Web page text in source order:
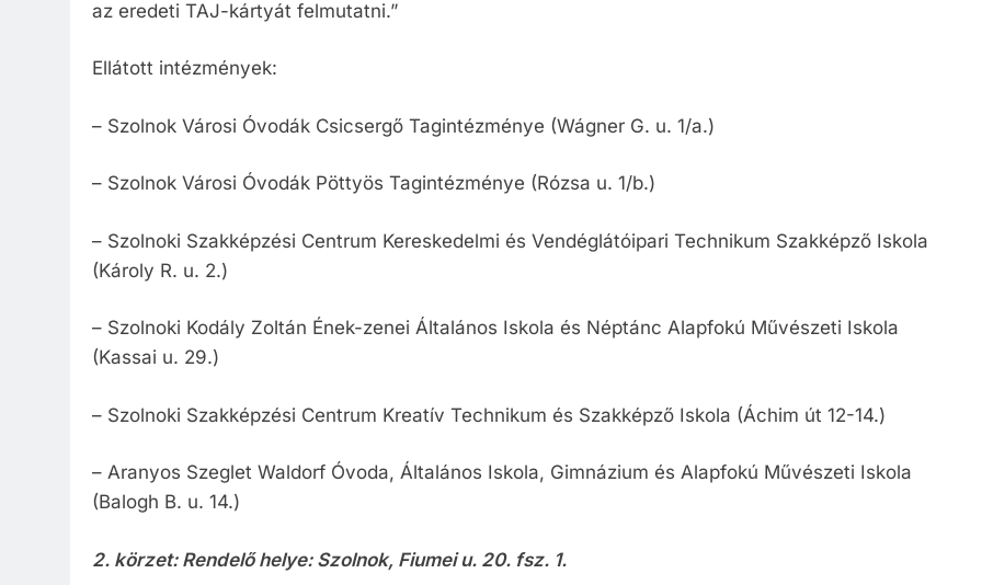
az eredeti TAJ-kártyát felmutatni.”
Ellátott intézmények:
– Szolnok Városi Óvodák Csicsergő Tagintézménye (Wágner G. u. 1/a.)
– Szolnok Városi Óvodák Pöttyös Tagintézménye (Rózsa u. 1/b.)
– Szolnoki Szakképzési Centrum Kereskedelmi és Vendéglátóipari Technikum Szakképző Iskola
(Károly R. u. 2.)
– Szolnoki Kodály Zoltán Ének-zenei Általános Iskola és Néptánc Alapfokú Művészeti Iskola
(Kassai u. 29.)
– Szolnoki Szakképzési Centrum Kreatív Technikum és Szakképző Iskola (Áchim út 12-14.)
– Aranyos Szeglet Waldorf Óvoda, Általános Iskola, Gimnázium és Alapfokú Művészeti Iskola
(Balogh B. u. 14.)
2. körzet: Rendelő helye: Szolnok, Fiumei u. 20. fsz. 1.